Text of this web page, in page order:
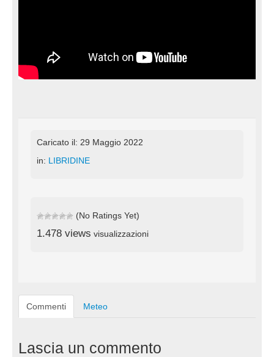
Caricato il: 29 Maggio 2022
in: LIBRIDINE
(No Ratings Yet)
1.478 views visualizzazioni
Commenti Meteo
Lascia un commento